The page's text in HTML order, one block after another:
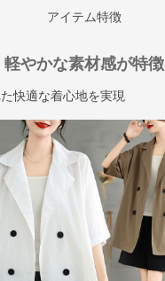
アイテム特徴
軽やかな素材感が特徴
快適な着心地を実現